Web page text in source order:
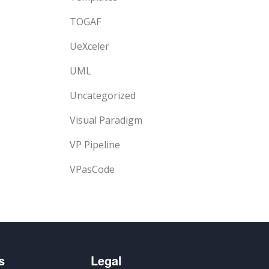
TOGAF
UeXceler
UML
Uncategorized
Visual Paradigm
VP Pipeline
VPasCode
Legal